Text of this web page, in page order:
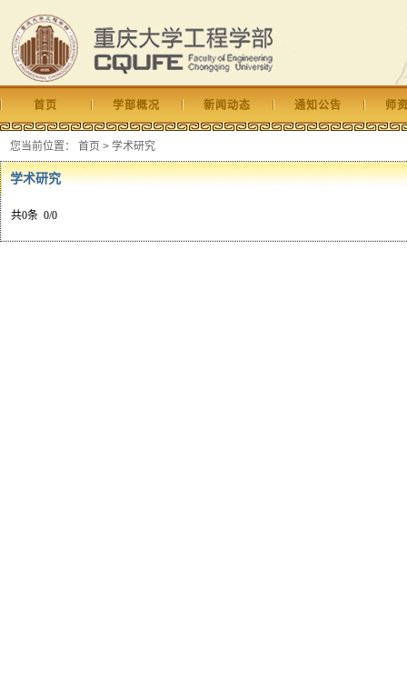
首页 学部概况 新闻动态 通知公告 师
您当前位置： 首页 > 学术研究
学术研究
共0条 0/0